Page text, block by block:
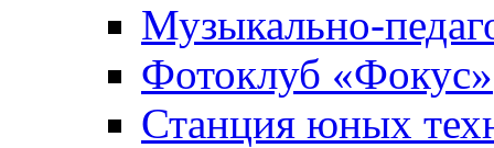
Музыкально-
Фотоклуб «Фокус»
Станция юных